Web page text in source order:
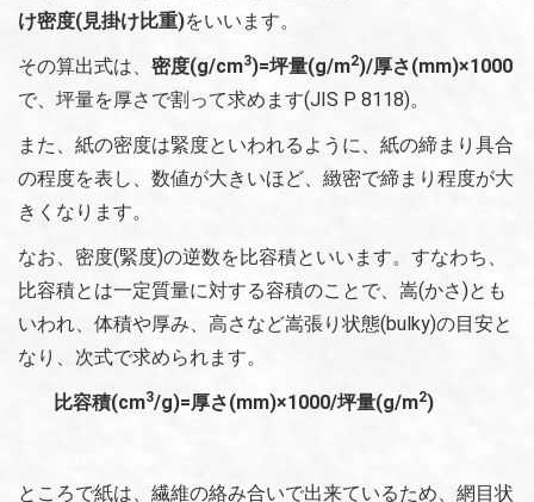
け密度(見掛け比重)をいいます。
その算出式は、 密度(g/cm3)=坪量(g/m2)/厚さ(mm)×1000
で、坪量を厚さで割って求めます(JIS P 8118)。
また、紙の密度は緊度といわれるように、紙の締まり具合
の程度を表し、数値が大きいほど、緻密で締まり程度が大
きくなります。
なお、密度(緊度)の逆数を比容積といいます。すなわち、
比容積とは一定質量に対する容積のことで、嵩(かさ)とも
いわれ、体積や厚み、高さなど嵩張り状態(bulky)の目安と
なり、次式で求められます。
比容積(cm3/g)=厚さ(mm)×1000/坪量(g/m2)
ところで紙は、繊維の絡み合いで出来ているため、網目状